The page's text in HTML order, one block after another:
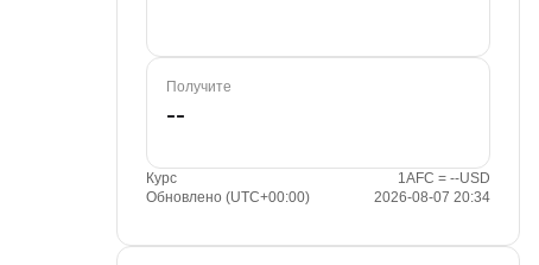
Получите
Курс
1AFC = --USD
Обновлено (UTC+00:00)
2026-08-07 20:34